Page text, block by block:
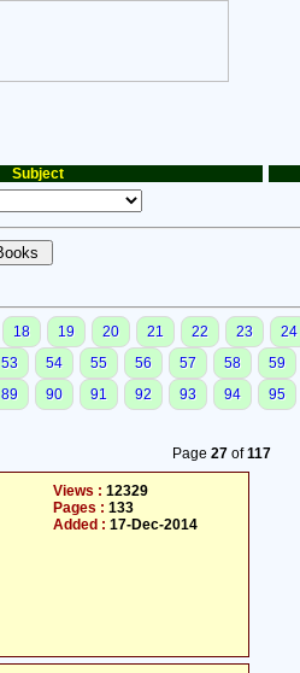
Subject
18 19 20 21 22 23 24
53 54 55 56 57 58 59
89 90 91 92 93 94 95
Page 27of117
Views : 12329
Pages : 133
Added : 17-Dec-2014